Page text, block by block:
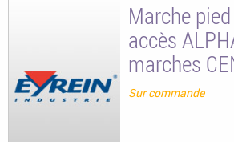
Marche
accès
marches
Sur commande